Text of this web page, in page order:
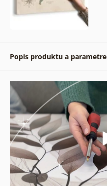
Popis produktu a parametre